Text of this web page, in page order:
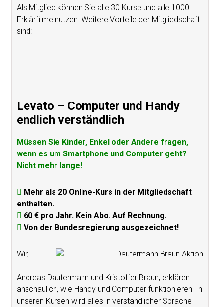
Als Mitglied können Sie alle 30 Kurse und alle 1000
Erklärfilme nutzen. Weitere Vorteile der Mitgliedschaft
sind:
Levato – Computer und Handy
endlich verständlich
Müssen Sie Kinder, Enkel oder Andere fragen,
wenn es um Smartphone und Computer geht?
Nicht mehr lange!
Mehr als 20 Online-Kurs in der Mitgliedschaft
enthalten.
60 € pro Jahr. Kein Abo. Auf Rechnung.
Von der Bundesregierung ausgezeichnet!
Wir,
Andreas Dautermann und Kristoffer Braun, erklären
anschaulich, wie Handy und Computer funktionieren. In
unseren Kursen wird alles in verständlicher Sprache